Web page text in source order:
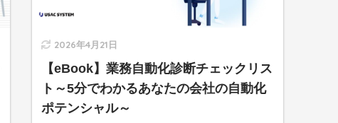
2026年4月21日
【eBook】業務自動化診断チェックリス
ト～5分でわかるあなたの会社の自動化
ポテンシャル～